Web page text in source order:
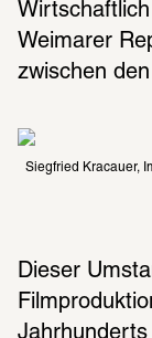
Weimarer
zwischen
Siegfried Kracauer,
Dieser